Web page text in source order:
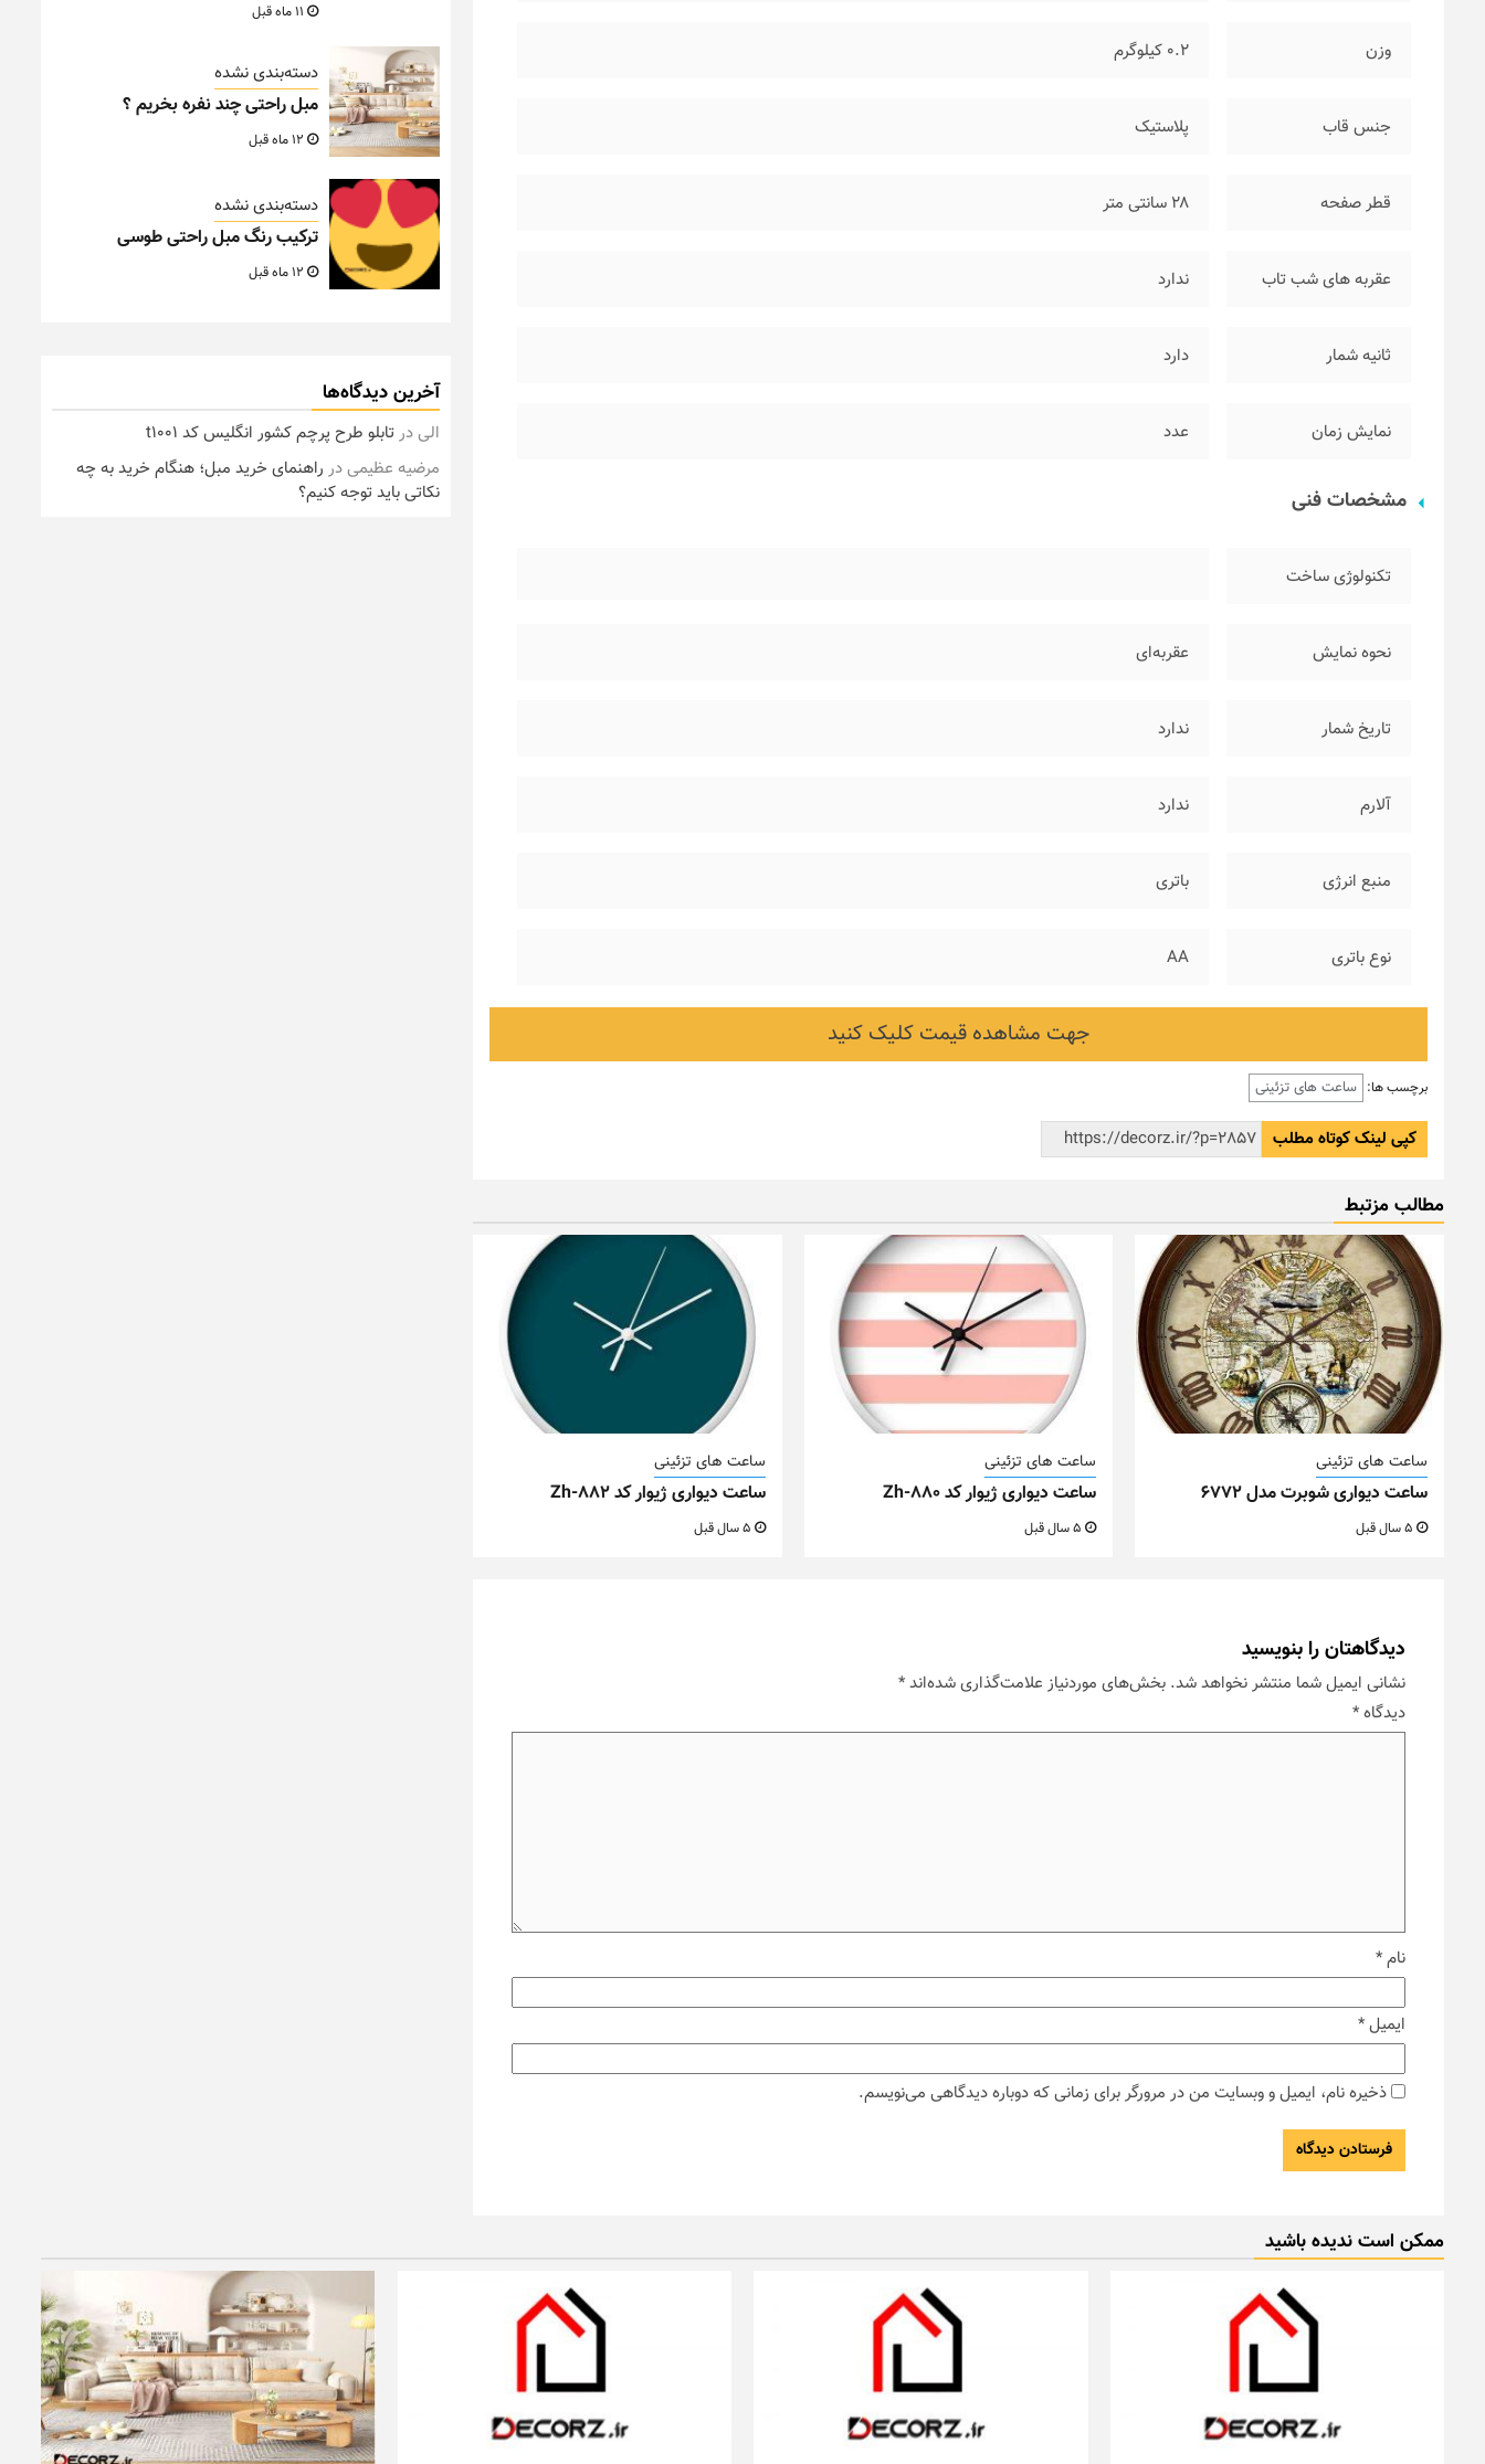
وزن ۰.۲ کیلوگرم
جنس قاب پلاستیک
قطر صفحه ۲۸ سانتی متر
عقربه های شب تاب ندارد
ثانیه شمار دارد
نمایش زمان عدد
مشخصات فنی
تکنولوژی ساخت
نحوه نمایش عقربه‌ای
تاریخ شمار ندارد
آلارم ندارد
منبع انرژی باتری
نوع باتری AA
جهت مشاهده قیمت کلیک کنید
برچسب ها: ساعت های تزئینی
کپی لینک کوتاه مطلب
مطالب مزتبط
ساعت های تزئینی
ساعت دیواری شوبرت مدل ۶۷۷۲
ساعت های تزئینی
ساعت دیواری ژیوار کد Zh-880
5 سال قبل
ساعت های تزئینی
ساعت دیواری ژیوار کد Zh-882
دیدگاهتان را بنویسید
نشانی ایمیل شما منتشر نخواهد شد. بخش‌های موردنیاز علامت‌گذاری شده‌اند*
دیدگاه*
نام*
ایمیل*
ذخیره نام، ایمیل و وبسایت من در مرورگر برای زمانی که دوباره دیدگاهی می‌نویسم.
دسته‌بندی نشده
مبل راحتی چند نفره بخریم ؟
دسته‌بندی نشده
ترکیب رنگ مبل راحتی طوسی
آخرین دیدگاه‌ها
الیدرتابلو طرح پرچم کشور انگلیس کد t1001
مرضیه عظیمیدر راهنمای خرید مبل؛ هنگام خرید به چه
نکاتی باید توجه کنیم؟
ممکن است ندیده باشید